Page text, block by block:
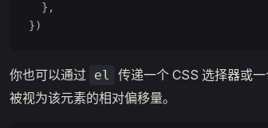
  },
})
你也可以通过 el 传递一个 CSS 选择器或
被视为该元素的相对偏移量。